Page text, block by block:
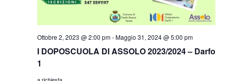
Ottobre 2, 2023 @ 2:00 pm-Maggio 31, 2024 @ 5:00 pm
I DOPOSCUOLA DI ASSOLO 2023/2024 – Darfo
1